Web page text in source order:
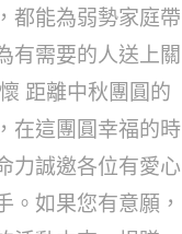
都能為弱勢家庭帶
有需要的人送上關
距離中秋團圓的
在這團圓幸福的時
力誠邀各位有愛心
。如果您有意願，